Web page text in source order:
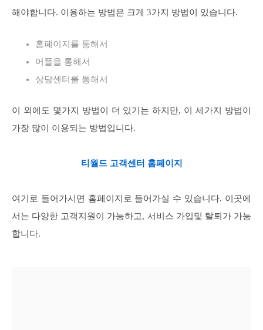
해야합니다. 이용하는 방법은 크게 3가지 방법이 있습니다.
홈페이지를 통해서
어플을 통해서
상담센터를 통해서
이 외에도 몇가지 방법이 더 있기는 하지만, 이 세가지 방법이
가장 많이 이용되는 방법입니다.
티월드 고객센터 홈페이지
여기로 들어가시면 홈페이지로 들어가실 수 있습니다. 이곳에
서는 다양한 고객지원이 가능하고, 서비스 가입및 탈퇴가 가능
합니다.